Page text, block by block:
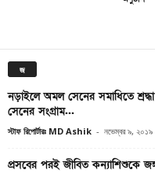
জ
নড়াইলে অমল সেনের সমাধিতে
সেনের সংগ্রাম...
স্টাফ রিপোর্টারঃ MD Ashik - নভেম্বর ৯, ২০১৯
প্রসবের পরই জীবিত কন্যাশিশুকে